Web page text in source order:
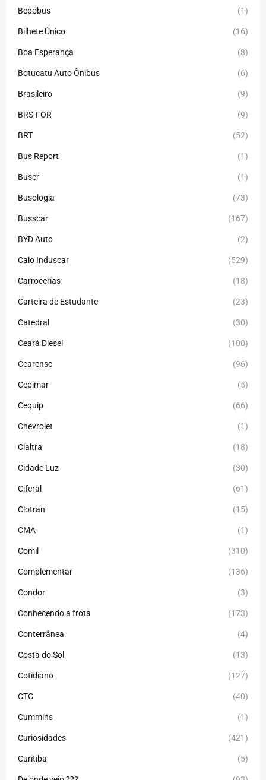
Bepobus (1)
Bilhete Único (16)
Boa Esperança (8)
Botucatu Auto Ônibus (6)
Brasileiro (9)
BRS-FOR (9)
BRT (52)
Bus Report (1)
Buser (1)
Busologia (73)
Busscar (167)
BYD Auto (2)
Caio Induscar (529)
Carrocerias (18)
Carteira de Estudante (23)
Catedral (30)
Ceará Diesel (100)
Cearense (96)
Cepimar (5)
Cequip (66)
Chevrolet (1)
Cialtra (18)
Cidade Luz (30)
Ciferal (61)
Clotran (15)
CMA (1)
Comil (310)
Complementar (136)
Condor (3)
Conhecendo a frota (173)
Conterrânea (4)
Costa do Sol (13)
Cotidiano (127)
CTC (40)
Cummins (1)
Curiosidades (421)
Curitiba (5)